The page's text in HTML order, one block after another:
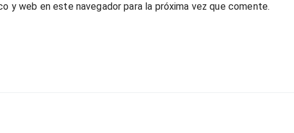
y web en este navegador para la próxima vez que comente.